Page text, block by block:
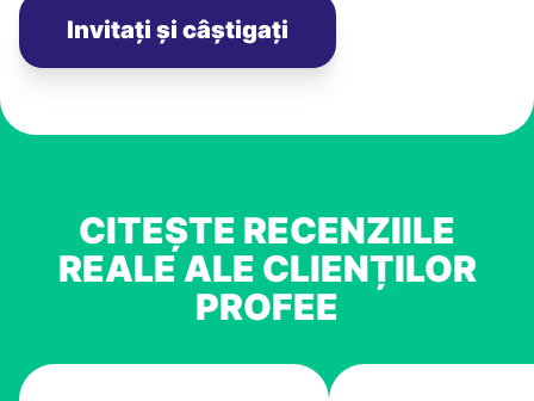
Invitați și câștigați
CITEȘTE RECENZIILE
REALE ALE CLIENȚILOR
PROFEE